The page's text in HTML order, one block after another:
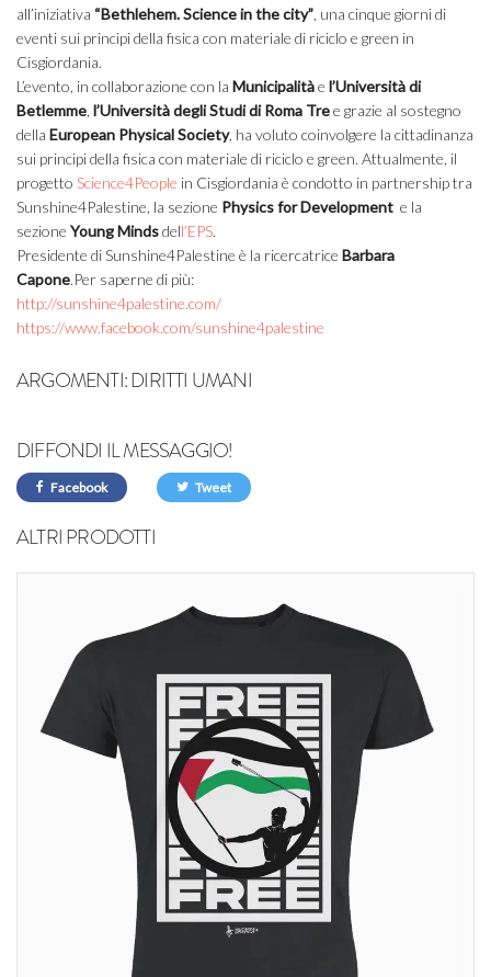
all’iniziativa “Bethlehem. Science in the city” , una cinque giorni di
eventi sui principi della fisica con materiale di riciclo e green in
Cisgiordania.
L’evento, in collaborazione con la Municipalitàe l’Università di
Betlemme l’Università degli Studi di Roma Tree grazie al sostegno
della European Physical Society, ha voluto coinvolgere la cittadinanza
sui principi della fisica con materiale di riciclo e green. Attualmente, il
progetto Science4People in Cisgiordania è condotto in partnership tra
Sunshine4Palestine, la sezione Physics for Development e la
sezione Young Mindsdell’EPS.
Presidente di Sunshine4Palestine è la ricercatrice Barbara
Capone.Per saperne di più:
http://sunshine4palestine.com/
https://www.facebook.com/sunshine4palestine
ARGOMENTI:DIRITTI UMANI
DIFFONDI IL MESSAGGIO!
Facebook Tweet
ALTRI PRODOTTI